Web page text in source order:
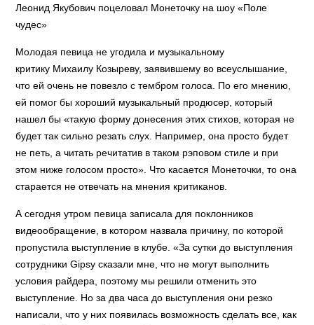
Леонид Якубович поцеловал Монеточку на шоу «Поле
чудес»
Молодая певица не угодила и музыкальному
критику Михаилу Козыреву, заявившему во всеуслышание,
что ей очень не повезло с тембром голоса. По его мнению,
ей помог бы хороший музыкальный продюсер, который
нашел бы «такую форму донесения этих стихов, которая не
будет так сильно резать слух. Например, она просто будет
не петь, а читать речитатив в таком рэповом стиле и при
этом ниже голосом просто». Что касается Монеточки, то она
старается не отвечать на мнения критиканов.
А сегодня утром певица записала для поклонников
видеообращение, в котором назвала причину, по которой
пропустила выступление в клубе. «За сутки до выступления
сотрудники Gipsy сказали мне, что не могут выполнить
условия райдера, поэтому мы решили отменить это
выступление. Но за два часа до выступления они резко
написали, что у них появилась возможность сделать все, как